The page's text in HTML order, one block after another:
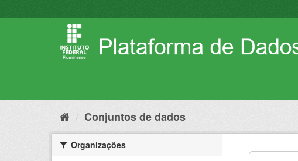
para
Conjuntos de dados
Organizações